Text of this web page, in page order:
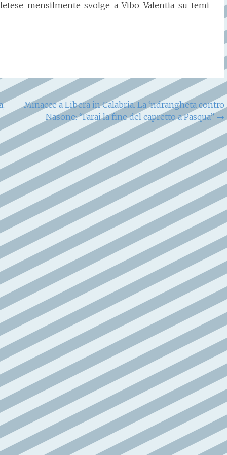
mensilmente svolge a Vibo Valentia su temi
Minacce a Libera in Calabria. La ‘ndrangheta contro
Nasone: “Farai la fine del capretto a Pasqua” →